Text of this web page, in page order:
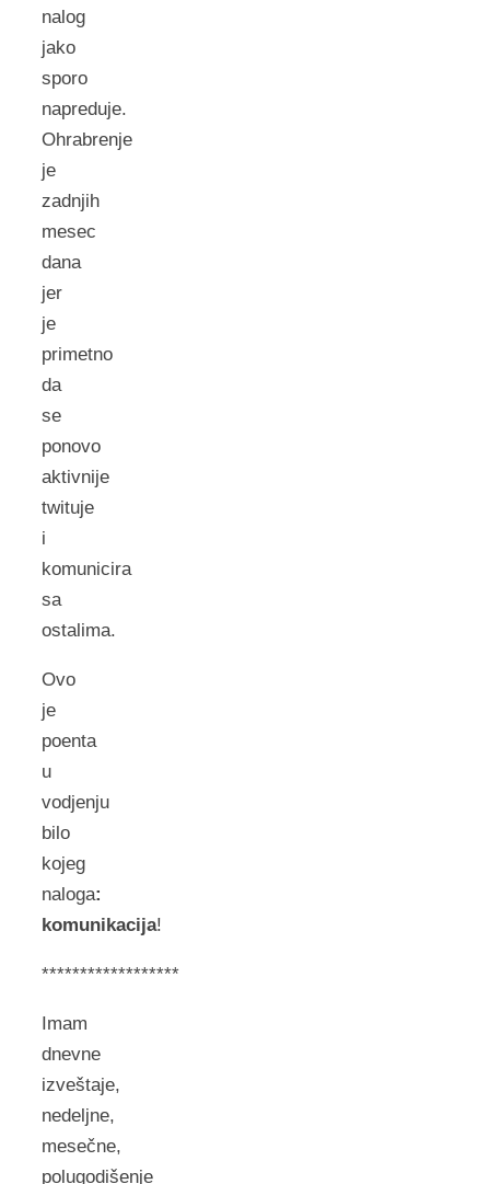
nalog
jako
sporo
napreduje.
Ohrabrenje
je
zadnjih
mesec
dana
jer
je
primetno
da
se
ponovo
aktivnije
twituje
i
komunicira
sa
ostalima.
Ovo
je
poenta
u
vodjenju
bilo
kojeg
naloga:
komunikacija!
******************
Imam
dnevne
izveštaje,
nedeljne,
mesečne,
polugodišenje